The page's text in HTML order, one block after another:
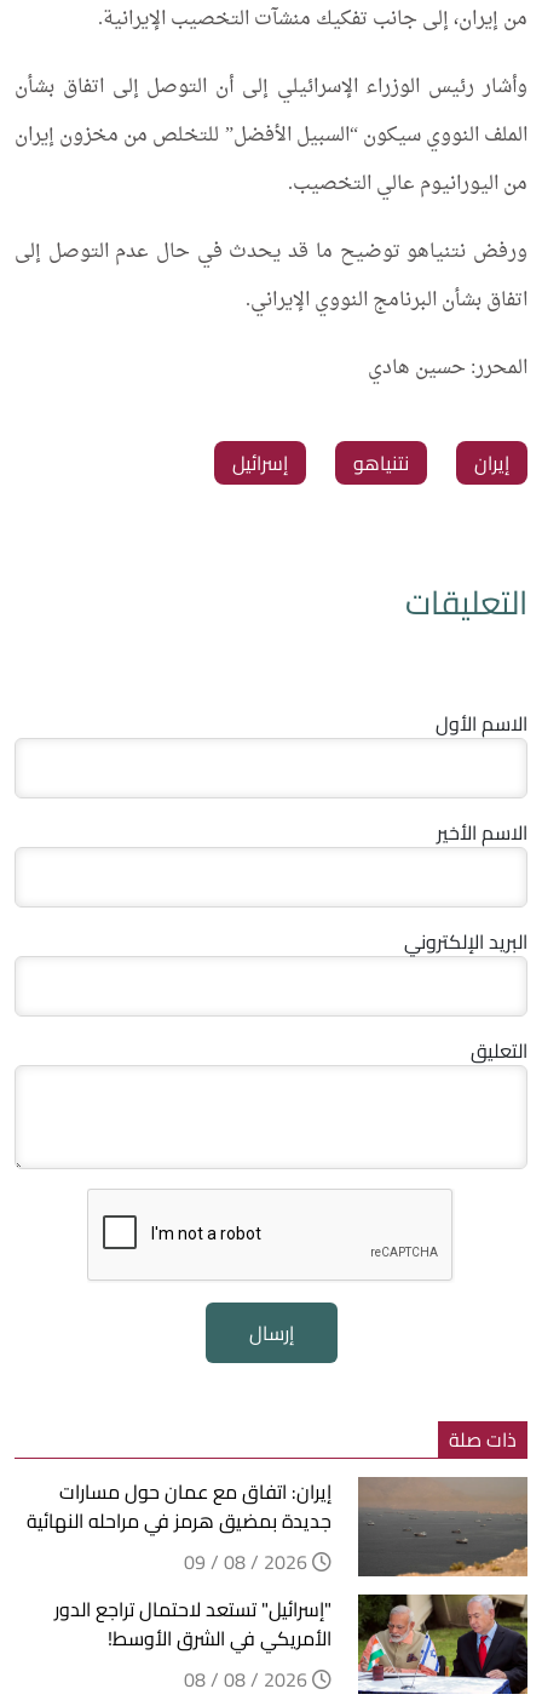
من إيران، إلى جانب تفكيك منشآت التخصيب الإيرانية.
وأشار رئيس الوزراء الإسرائيلي إلى أن التوصل إلى اتفاق بشأن
الملف النووي سيكون “السبيل الأفضل” للتخلص من مخزون إيران
من اليورانيوم عالي التخصيب.
ورفض نتنياهو توضيح ما قد يحدث في حال عدم التوصل إلى
اتفاق بشأن البرنامج النووي الإيراني.
المحرر: حسين هادي
إيران نتنياهو إسرائيل
التعليقات
الاسم الأول
الاسم الأخير
البريد الإلكتروني
التعليق
إرسال
ذات صلة
إيران: اتفاق مع عمان حول مسارات
جديدة بمضيق هرمز في مراحله النهائية
"إسرائيل" تستعد لاحتمال تراجع الدور
الأمريكي في الشرق الأوسط!